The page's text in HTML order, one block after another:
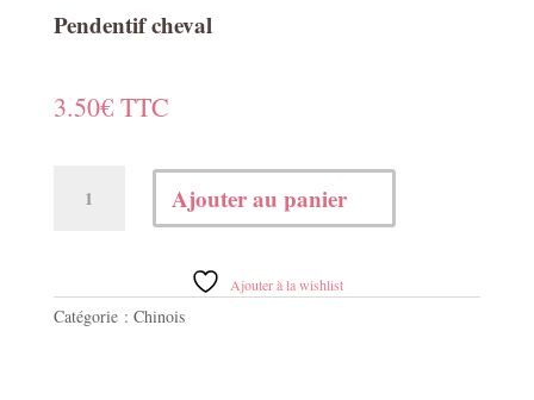
Pendentif cheval
3.50€ TTC
Ajouter au panier
Ajouter à la wishlist
Catégorie : Chinois